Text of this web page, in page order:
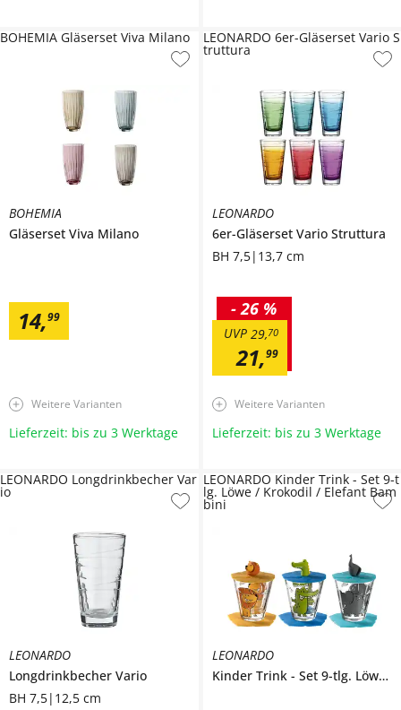
BOHEMIA
Gläserset Viva Milano
14,99
BOHEMIA Gläserset Viva Milano
Weitere Varianten
Lieferzeit: bis zu 3 Werktage
LEONARDO
6er-Gläserset Vario Struttura
BH 7,5|13,7 cm
21,99
29,70
UVP
- 26 %
LEONARDO 6er-Gläserset Vario S
truttura
Weitere Varianten
Lieferzeit: bis zu 3 Werktage
LEONARDO
Longdrinkbecher Vario
BH 7,5|12,5 cm
LEONARDO Longdrinkbecher Var
io
LEONARDO
Kinder Trink - Set 9-tlg. Löwe / Krokodil / Elefant
LEONARDO Kinder Trink - Set 9-t
lg. Löwe / Krokodil / Elefant Bam
bini